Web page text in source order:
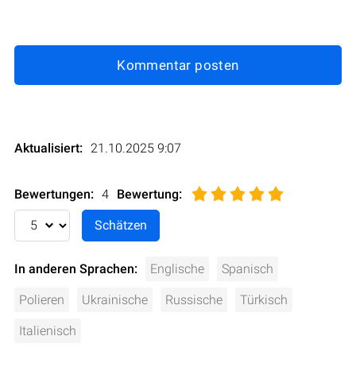
Kommentar posten
Aktualisiert: 21.10.2025 9:07
Bewertungen: 4 Bewertung:
In anderen Sprachen: Englische Spanisch
Polieren Ukrainische Russische Türkisch
Italienisch